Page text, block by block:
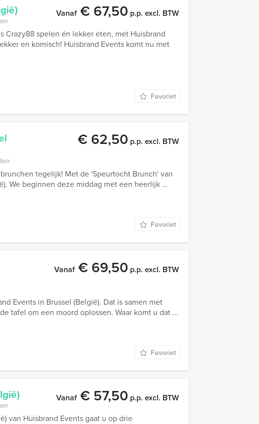
Vanaf€ 67,50 p.p. excl. BTW
Crazy88 spelen én lekker eten, met Huisbrand
en komisch! Huisbrand Events komt nu met
Favoriet
€ 62,50 p.p. excl. BTW
tegelijk! Met de 'Speurtocht Brunch' van
We beginnen deze middag met een heerlijk ...
Favoriet
Vanaf€ 69,50 p.p. excl. BTW
Events in Brussel (België). Dat is samen met
tafel om een moord oplossen. Waar komt u dat ...
Favoriet
Vanaf€ 57,50 p.p. excl. BTW
van Huisbrand Events gaat u op drie